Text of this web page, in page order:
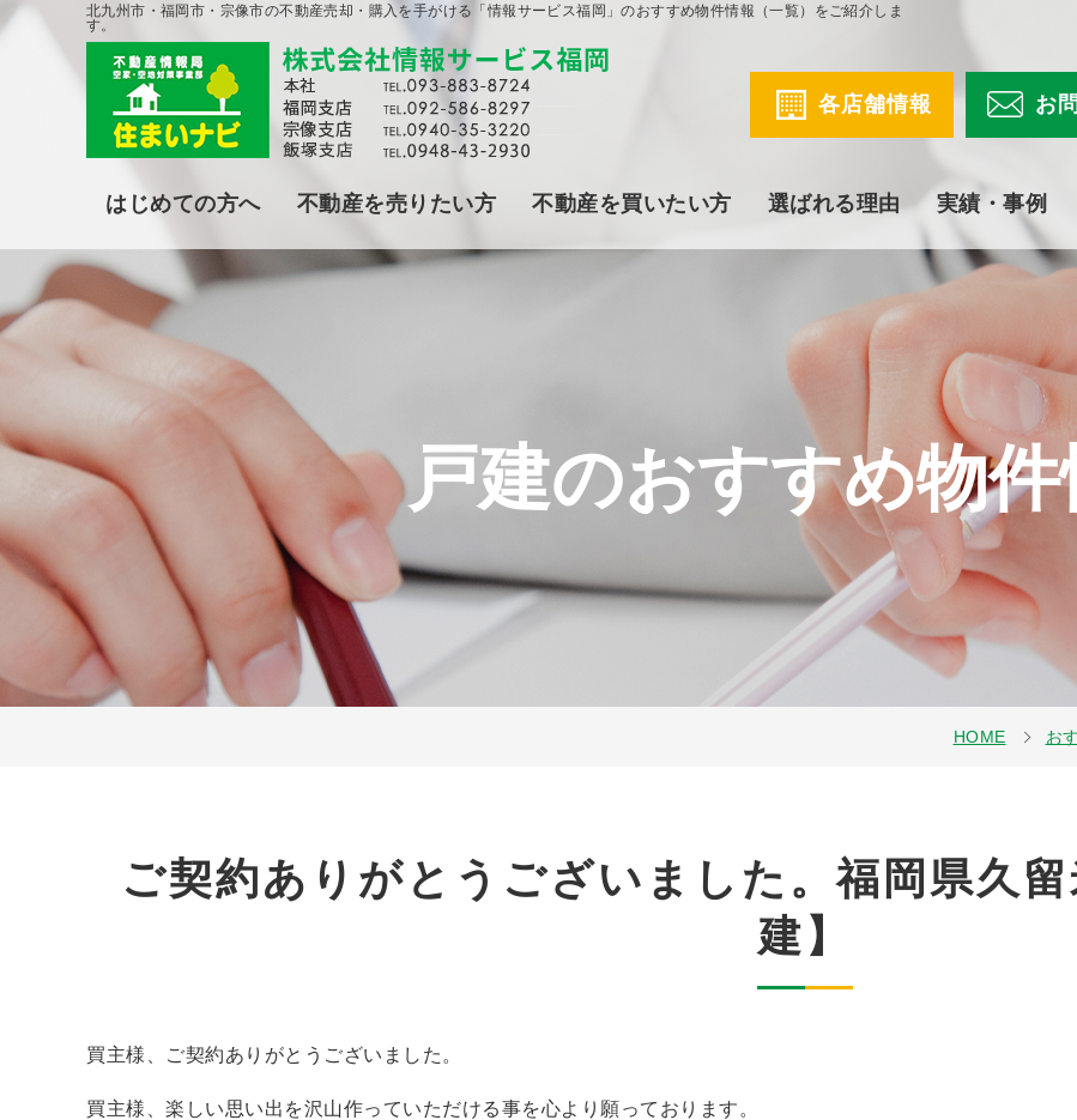
北九州市・福岡市・宗像市の不動産売却・購入を手がける「情報サービス福岡」のおすすめ物件情報（一覧）をご紹介しま
す。
各店舗情報 お
はじめての方へ 不動産を売りたい方 不動産を買いたい方 選ばれる理由 実績・事例
戸建のおすすめ物
HOME お
ご契約ありがとうございました。福岡県久
建】
買主様、ご契約ありがとうございました。
買主様、楽しい思い出を沢山作っていただける事を心より願っております。